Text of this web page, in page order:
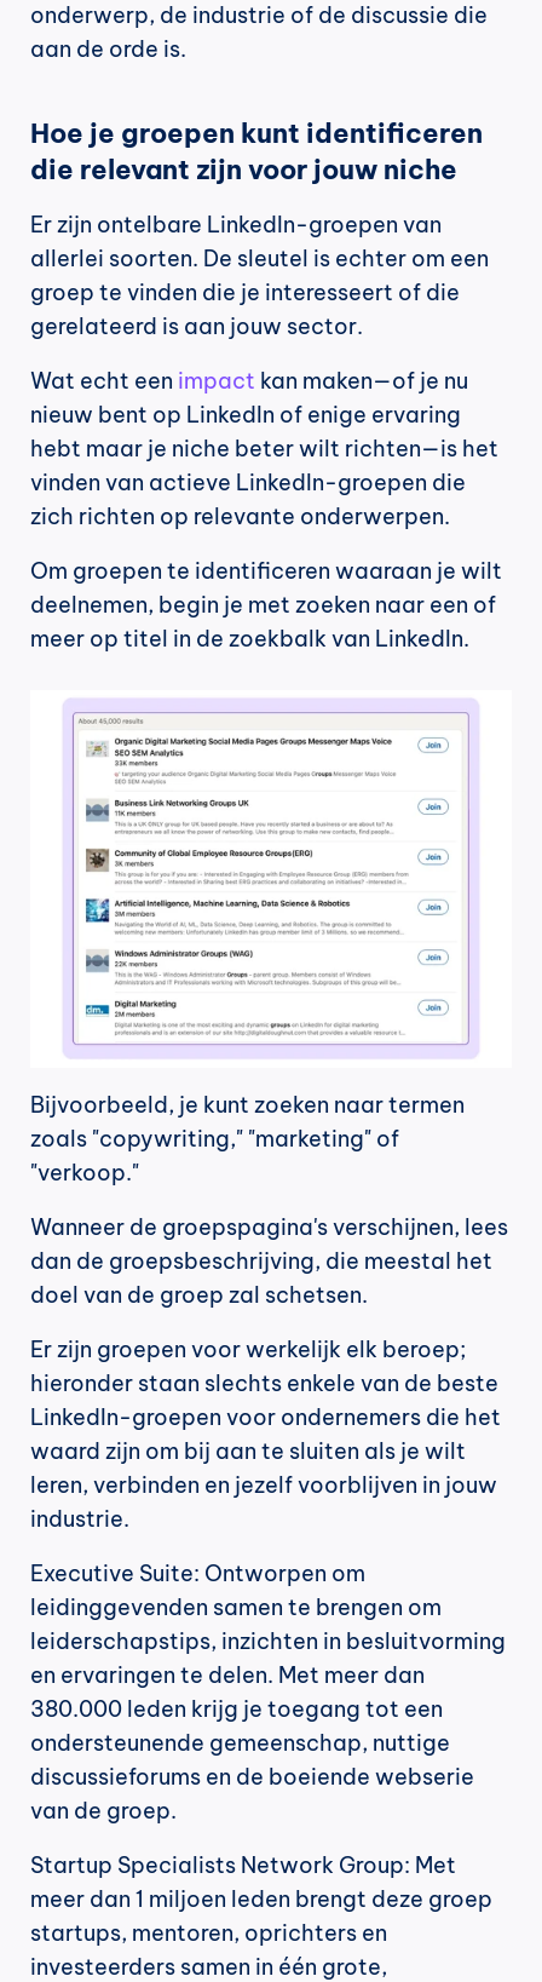
onderwerp, de industrie of de discussie die
aan de orde is.
Hoe je groepen kunt identificeren
die relevant zijn voor jouw niche
Er zijn ontelbare LinkedIn-groepen van
allerlei soorten. De sleutel is echter om een
groep te vinden die je interesseert of die
gerelateerd is aan jouw sector.
Wat echt een impact kan maken—of je nu
nieuw bent op LinkedIn of enige ervaring
hebt maar je niche beter wilt richten—is het
vinden van actieve LinkedIn-groepen die
zich richten op relevante onderwerpen.
Om groepen te identificeren waaraan je wilt
deelnemen, begin je met zoeken naar een of
meer op titel in de zoekbalk van LinkedIn.
Bijvoorbeeld, je kunt zoeken naar termen
zoals "copywriting," "marketing" of
"verkoop."
Wanneer de groepspagina's verschijnen, lees
dan de groepsbeschrijving, die meestal het
doel van de groep zal schetsen.
Er zijn groepen voor werkelijk elk beroep;
hieronder staan slechts enkele van de beste
LinkedIn-groepen voor ondernemers die het
waard zijn om bij aan te sluiten als je wilt
leren, verbinden en jezelf voorblijven in jouw
industrie.
Executive Suite: Ontworpen om
leidinggevenden samen te brengen om
leiderschapstips, inzichten in besluitvorming
en ervaringen te delen. Met meer dan
380.000 leden krijg je toegang tot een
ondersteunende gemeenschap, nuttige
discussieforums en de boeiende webserie
van de groep.
Startup Specialists Network Group: Met
meer dan 1 miljoen leden brengt deze groep
startups, mentoren, oprichters en
investeerders samen in één grote,